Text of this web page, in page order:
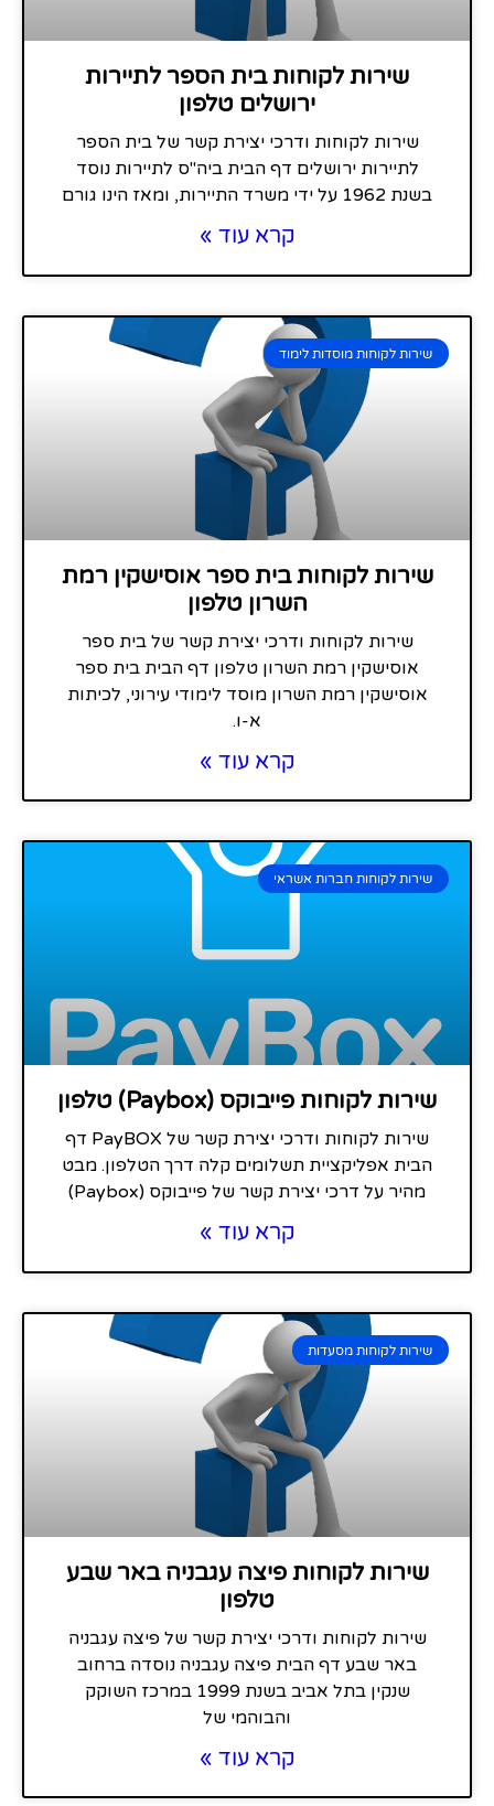
שירות לקוחות בית הספר לתיירות
ירושלים טלפון
שירות לקוחות ודרכי יצירת קשר של בית הספר
לתיירות ירושלים דף הבית ביה"ס לתיירות נוסד
בשנת 1962 על ידי משרד התיירות, ומאז הינו גורם
קרא עוד »
שירות לקוחות מוסדות לימוד
שירות לקוחות בית ספר אוסישקין רמת
השרון טלפון
שירות לקוחות ודרכי יצירת קשר של בית ספר
אוסישקין רמת השרון טלפון דף הבית בית ספר
אוסישקין רמת השרון מוסד לימודי עירוני, לכיתות
א-ו.
קרא עוד »
שירות לקוחות חברות אשראי
שירות לקוחות פייבוקס (Paybox) טלפון
שירות לקוחות ודרכי יצירת קשר של PayBOX דף
הבית אפליקציית תשלומים קלה דרך הטלפון. מבט
מהיר על דרכי יצירת קשר של פייבוקס (Paybox)
קרא עוד »
שירות לקוחות מסעדות
שירות לקוחות פיצה עגבניה באר שבע
טלפון
שירות לקוחות ודרכי יצירת קשר של פיצה עגבניה
באר שבע דף הבית פיצה עגבניה נוסדה ברחוב
שנקין בתל אביב בשנת 1999 במרכז השוקק
והבוהמי של
קרא עוד »